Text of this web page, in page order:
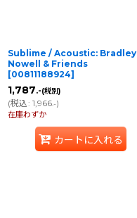
Sublime / Acoustic: Bradley
Nowell & Friends
[00811188924]
1,787.-(税別)
(税込: 1,966.-)
在庫わずか
カートに入れる